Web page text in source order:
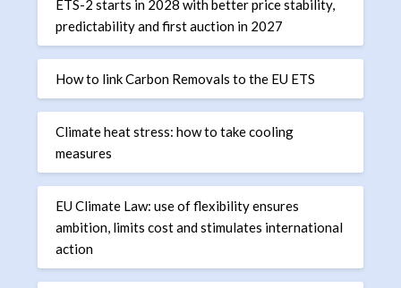
ETS-2 starts in 2028 with better price stability,
predictability and first auction in 2027
How to link Carbon Removals to the EU ETS
Climate heat stress: how to take cooling
measures
EU Climate Law: use of flexibility ensures
ambition, limits cost and stimulates international
action